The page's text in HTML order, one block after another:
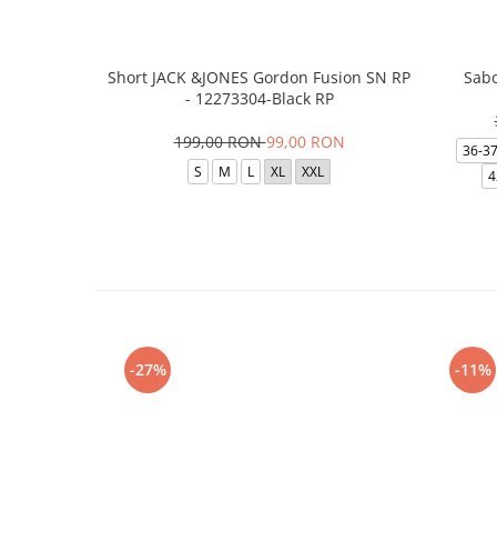
Short JACK &JONES Gordon Fusion SN RP
- 12273304-Black RP
199,00 RON99,00 RON
S M L XL XXL
36-37
-27% -11%